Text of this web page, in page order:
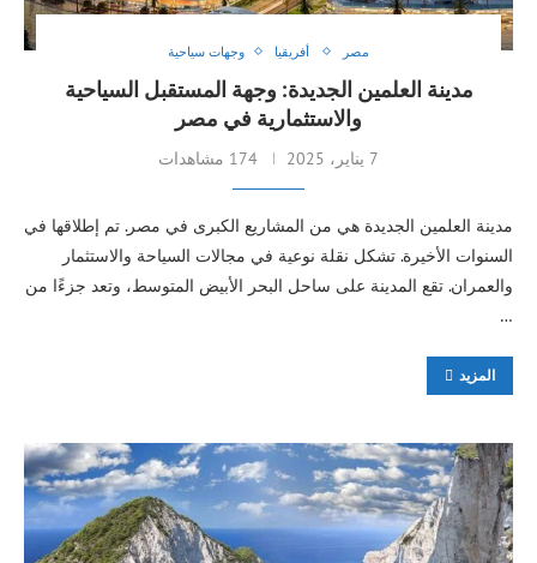
مصر أفريقيا وجهات سياحية
مدينة العلمين الجديدة: وجهة المستقبل السياحية
والاستثمارية في مصر
7 يناير، 2025 174 مشاهدات
مدينة العلمين الجديدة هي من المشاريع الكبرى في مصر. تم إطلاقها في
السنوات الأخيرة. تشكل نقلة نوعية في مجالات السياحة والاستثمار
والعمران. تقع المدينة على ساحل البحر الأبيض المتوسط، وتعد جزءًا من
…
المزيد